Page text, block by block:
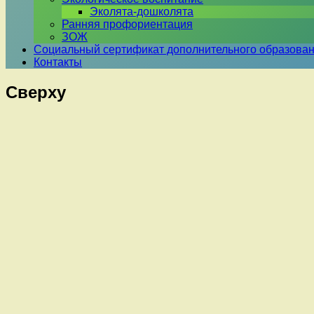
Эколята-дошколята
Ранняя профориентация
ЗОЖ
Социальный сертификат дополнительного
Контакты
Сверху